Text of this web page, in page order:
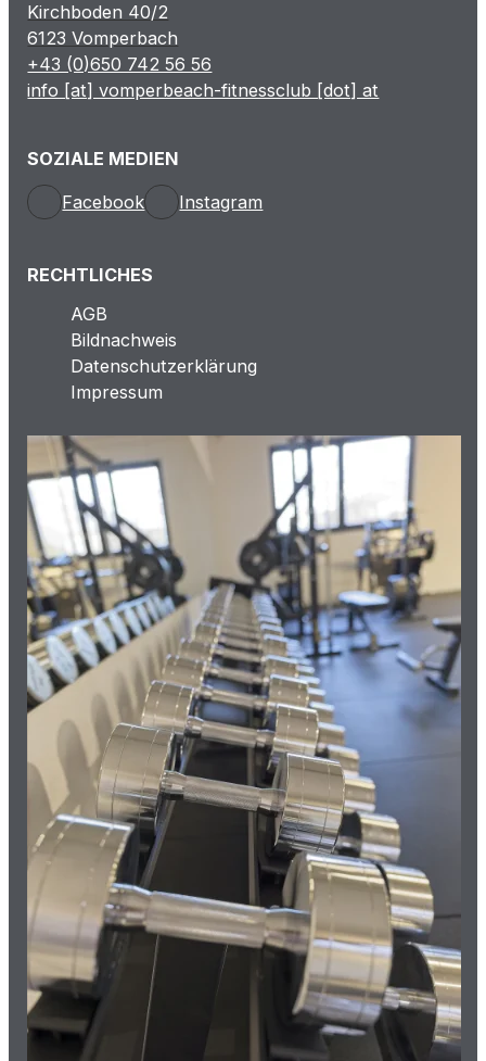
Kirchboden 40/2
6123 Vomperbach
+43 (0)650 742 56 56
info [at] vomperbeach-fitnessclub [dot] at
SOZIALE MEDIEN
Facebook
Instagram
RECHTLICHES
AGB
Bildnachweis
Datenschutzerklärung
Impressum